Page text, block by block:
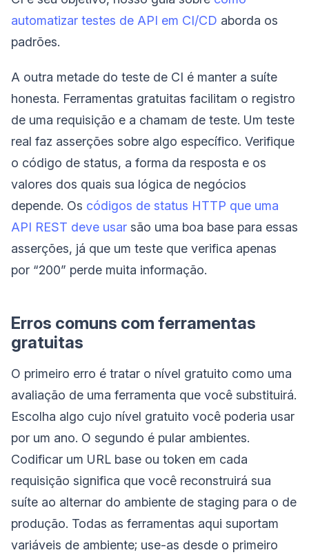
automatizar testes de API em CI/CD aborda os
padrões.
A outra metade do teste de CI é manter a suíte
honesta. Ferramentas gratuitas facilitam o registro
de uma requisição e a chamam de teste. Um teste
real faz asserções sobre algo específico. Verifique
o código de status, a forma da resposta e os
valores dos quais sua lógica de negócios
depende. Os códigos de status HTTP que uma
API REST deve usar são uma boa base para essas
asserções, já que um teste que verifica apenas
por “200” perde muita informação.
Erros comuns com ferramentas
gratuitas
O primeiro erro é tratar o nível gratuito como uma
avaliação de uma ferramenta que você substituirá.
Escolha algo cujo nível gratuito você poderia usar
por um ano. O segundo é pular ambientes.
Codificar um URL base ou token em cada
requisição significa que você reconstruirá sua
suíte ao alternar do ambiente de staging para o de
produção. Todas as ferramentas aqui suportam
variáveis de ambiente; use-as desde o primeiro